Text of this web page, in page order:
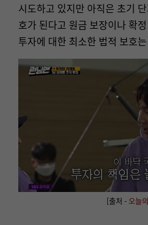
시도하고 있지만 아직은 초기
호가 된다고 원금 보장이나 확
투자에 대한 최소한 법적 보호
[출처 -오늘